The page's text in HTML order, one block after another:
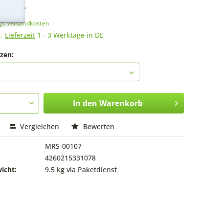
€ *
Versandkosten
Lieferzeit 1 - 3 Werktage in DE
In den Warenkorb
Vergleichen Bewerten
MRS-00107
4260215331078
9.5 kg via Paketdienst